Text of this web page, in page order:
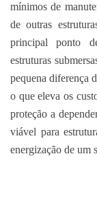
mínimos de
de outras
principal ponto
estruturas
pequena diferença
o que eleva os
proteção a
viável para
energização de um